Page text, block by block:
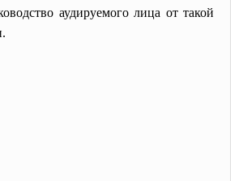
аудируемого лица от такой